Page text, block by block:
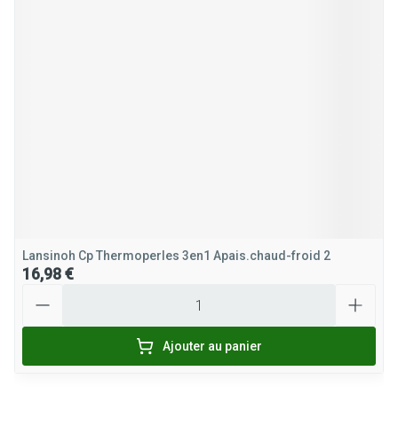
Lansinoh Cp Thermoperles 3en1 Apais.chaud-froid 2
16,98 €
Ajouter au panier